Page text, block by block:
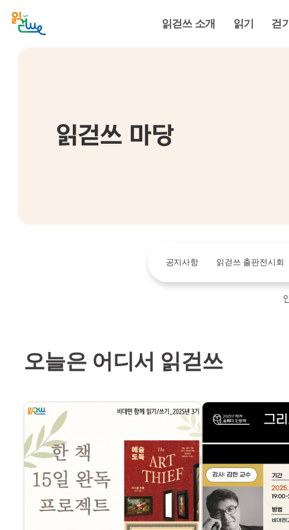
읽걷쓰 소개 읽기 걷기
읽걷쓰 마당
공지사항 읽걷쓰 출판전시회
오늘은 어디서 읽걷쓰